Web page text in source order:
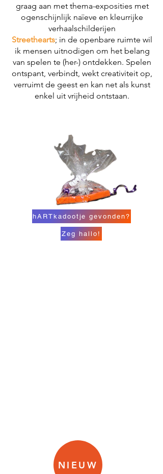
graag aan met thema-exposities met
ogenschijnlijk naïeve en kleurrijke
verhaalschilderijen
Streethearts; in de openbare ruimte wil
ik mensen uitnodigen om het belang
van spelen te (her-) ontdekken. Spelen
ontspant, verbindt, wekt creativiteit op,
verruimt de geest en kan net als kunst
enkel uit vrijheid ontstaan.
hARTkadootje gevonden?
Zeg hallo!
NIEUW